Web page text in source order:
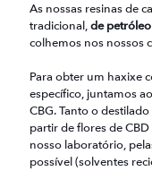
As nossas resinas de
tradicional,de
colhemos nos nossos
Para obter um haxixe
específico, juntamos
CBG. Tanto o
partir de flores de
nosso laboratório,
possível (solventes